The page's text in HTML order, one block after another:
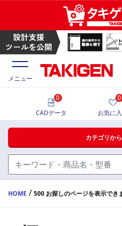
ハンドル・取手・つま
FA・A
蝶番・ステー・周辺機
価格一覧
製品カタログ
メニュー
カテゴリか
0
CADデータ
0
お気に
HOME / 500 お探しのページを表示でき